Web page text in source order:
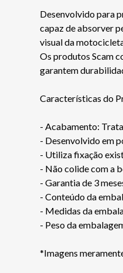
Desenvolvido para
capaz de absorver
visual da
Os produtos Scam
garantem
Características do
- Acabamento:
- Desenvolvido em
- Utiliza fixação
- Não colide com a
- Garantia de 3
- Conteúdo da
- Medidas da
- Peso da
*Imagens